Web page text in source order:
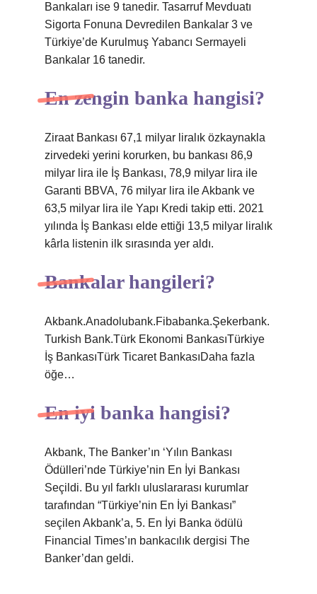
Bankaları ise 9 tanedir. Tasarruf Mevduatı
Sigorta Fonuna Devredilen Bankalar 3 ve
Türkiye’de Kurulmuş Yabancı Sermayeli
Bankalar 16 tanedir.
En zengin banka hangisi?
Ziraat Bankası 67,1 milyar liralık özkaynakla
zirvedeki yerini korurken, bu bankası 86,9
milyar lira ile İş Bankası, 78,9 milyar lira ile
Garanti BBVA, 76 milyar lira ile Akbank ve
63,5 milyar lira ile Yapı Kredi takip etti. 2021
yılında İş Bankası elde ettiği 13,5 milyar liralık
kârla listenin ilk sırasında yer aldı.
Bankalar hangileri?
Akbank.Anadolubank.Fibabanka.Şekerbank.
Turkish Bank.Türk Ekonomi BankasıTürkiye
İş BankasıTürk Ticaret BankasıDaha fazla
öğe…
En iyi banka hangisi?
Akbank, The Banker’ın ‘Yılın Bankası
Ödülleri’nde Türkiye’nin En İyi Bankası
Seçildi. Bu yıl farklı uluslararası kurumlar
tarafından “Türkiye’nin En İyi Bankası”
seçilen Akbank’a, 5. En İyi Banka ödülü
Financial Times’ın bankacılık dergisi The
Banker’dan geldi.